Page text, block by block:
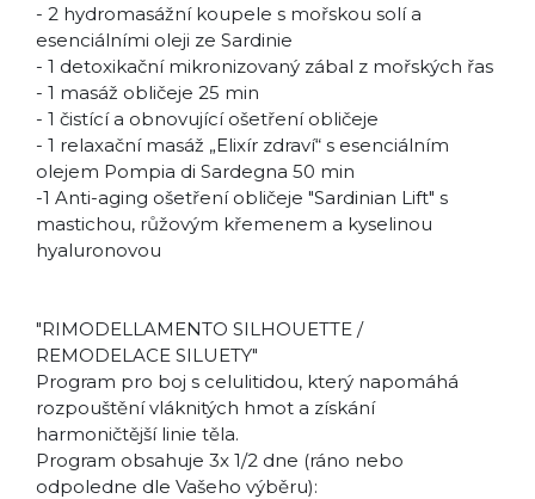
- 2 hydromasážní koupele s mořskou solí a
esenciálními oleji ze Sardinie
- 1 detoxikační mikronizovaný zábal z mořských řas
- 1 masáž obličeje 25 min
- 1 čistící a obnovující ošetření obličeje
- 1 relaxační masáž „Elixír zdraví“ s esenciálním
olejem Pompia di Sardegna 50 min
-1 Anti-aging ošetření obličeje "Sardinian Lift" s
mastichou, růžovým křemenem a kyselinou
hyaluronovou
"RIMODELLAMENTO SILHOUETTE /
REMODELACE SILUETY"
Program pro boj s celulitidou, který napomáhá
rozpouštění vláknitých hmot a získání
harmoničtější linie těla.
Program obsahuje 3x 1/2 dne (ráno nebo
odpoledne dle Vašeho výběru):